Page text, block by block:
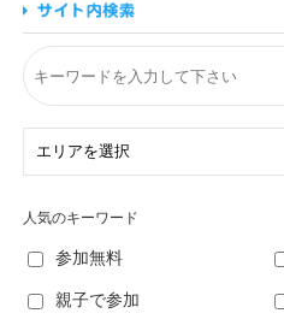
人気のキーワード
参加無料
親子で参加